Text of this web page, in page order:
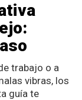
trabajo o a
vibras, los
guía te